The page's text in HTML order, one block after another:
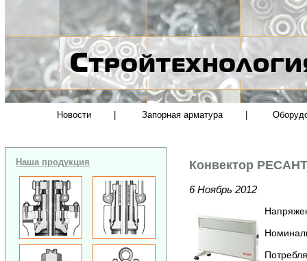
Новости Запорная арматура
Наша продукция Конвектор
6 Ноябрь 2012